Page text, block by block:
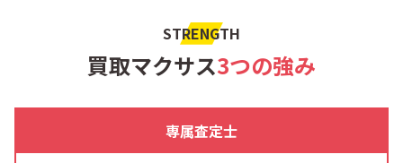
STRENGTH
買取マクサス3つの強み
専属査定士